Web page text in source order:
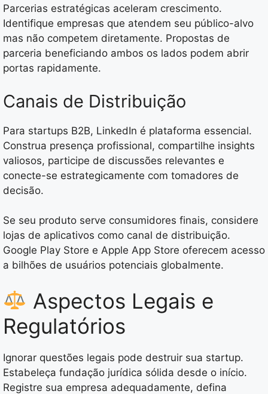
Parcerias estratégicas aceleram crescimento.
Identifique empresas que atendem seu público-alvo
mas não competem diretamente. Propostas de
parceria beneficiando ambos os lados podem abrir
portas rapidamente.
Canais de Distribuição
Para startups B2B, LinkedIn é plataforma essencial.
Construa presença profissional, compartilhe insights
valiosos, participe de discussões relevantes e
conecte-se estrategicamente com tomadores de
decisão.
Se seu produto serve consumidores finais, considere
lojas de aplicativos como canal de distribuição.
Google Play Store e Apple App Store oferecem acesso
a bilhões de usuários potenciais globalmente.
Aspectos Legais e
Regulatórios
Ignorar questões legais pode destruir sua startup.
Estabeleça fundação jurídica sólida desde o início.
Registre sua empresa adequadamente, defina